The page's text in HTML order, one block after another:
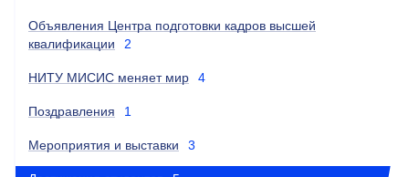
Объявления Центра подготовки кадров высшей
квалификации
2
НИТУ МИСИС меняет мир 4
Поздравления 1
Мероприятия и выставки 3